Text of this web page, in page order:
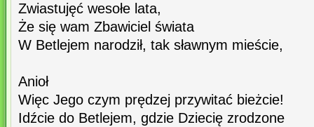
Zwiastujęć wesołe lata,
Że się wam Zbawiciel świata
W Betlejem narodził, tak sławnym mieście,
Anioł
Więc Jego czym prędzej przywitać bieżcie!
Idźcie do Betlejem, gdzie Dziecię zrodzone